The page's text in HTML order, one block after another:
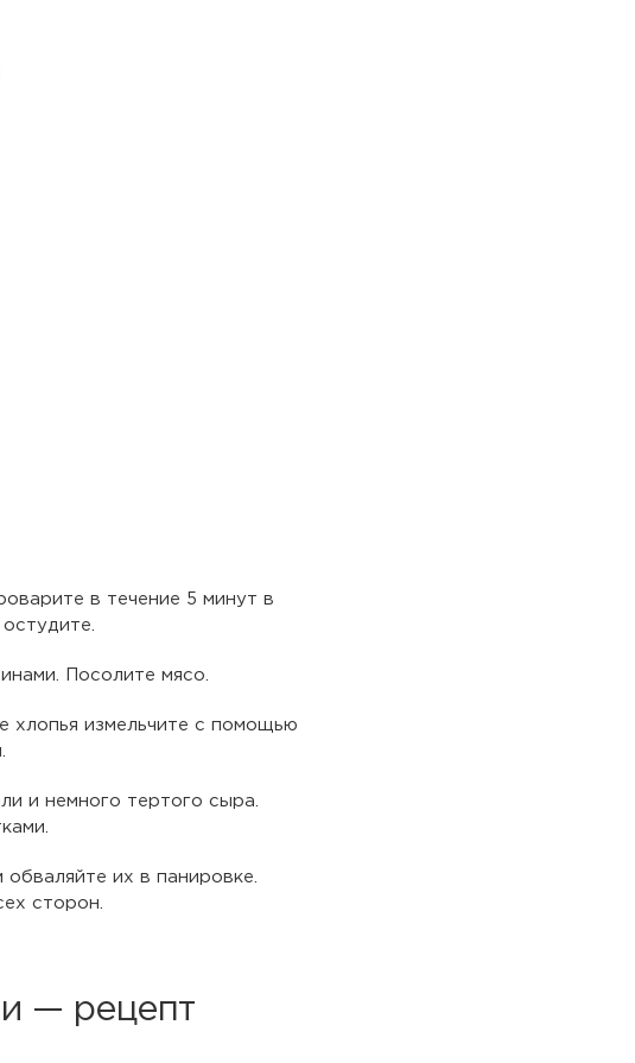
в течение 5 минут в
Посолите мясо.
хлопья измельчите с помощью
и немного тертого сыра.
их в панировке.
сторон.
— рецепт